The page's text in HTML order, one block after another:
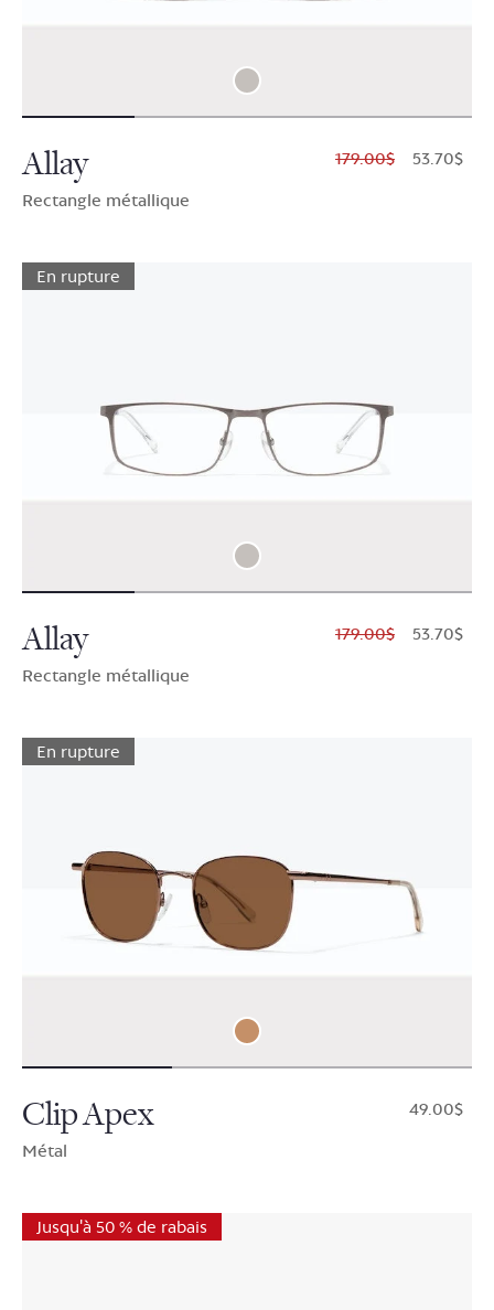
Allay
Rectangle métallique
$179.00 $53.70
En rupture
Allay
Rectangle métallique
$179.00 $53.70
En rupture
Clip Apex
Métal
$49.00
Jusqu'à 50 % de rabais